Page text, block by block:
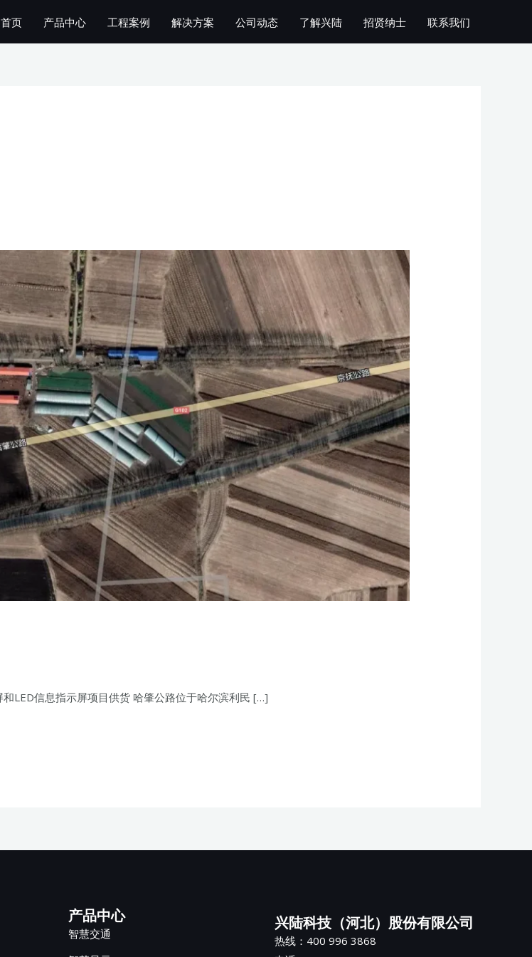
首页 产品中心 工程案例 解决方案 公司动态 了解兴陆 招贤纳士 联系我们
LED信息指示屏项目供货 哈肇公路位于哈尔滨利民 […]
产品中心
智慧交通
兴陆科技（河北）股份有限公司
热线：400 996 3868